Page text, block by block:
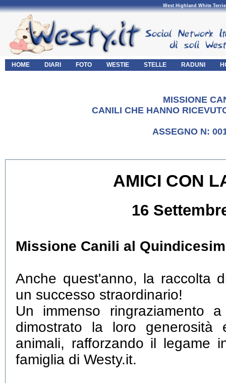
West Highland White
HOME DIARI FOTO WESTIE STELLE RADUNI
MISSIONE
CANILI CHE HANNO
ASSEGNO N:
AMICI CON
16
Missione Canili al
Anche quest'anno, la raccolta
un successo straordinario!
Un immenso ringraziamento
dimostrato la loro
animali, rafforzando il legame
famiglia di Westy.it.